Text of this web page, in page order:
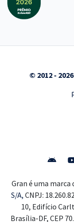
© 2012 -
Gran é uma marca
S/A, CNPJ:
10, Edifício
Brasília-DF, CEP